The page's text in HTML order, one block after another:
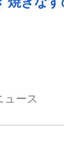
ュース